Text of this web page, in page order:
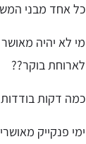
כל אחד מבני
מי לא יהיה
לארוחת בוקר??
כמה דקות בודדות
ימי פנקייק